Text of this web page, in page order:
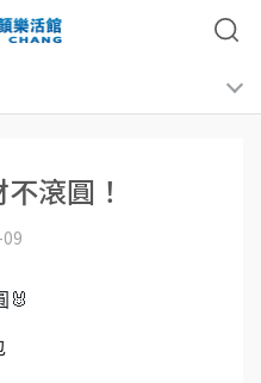
滾圓！
🐰